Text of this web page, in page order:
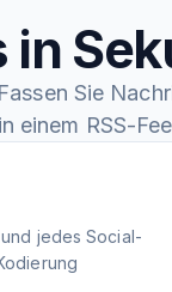
in
Sie
einem RSS-
jedes Social-